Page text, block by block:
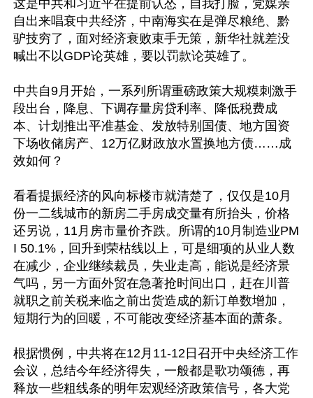
这是中共和习近平在提前认怂，自我打脸，党媒亲
自出来唱衰中共经济，中南海实在是弹尽粮绝、黔
驴技穷了，面对经济衰败束手无策，新华社就差没
喊出不以GDP论英雄，要以罚款论英雄了。
中共自9月开始，一系列所谓重磅政策大规糢刺激手
段出台，降息、下调存量房贷利率、降低税费成
本、计划推出平准基金、发放特别国债、地方国资
下场收储房产、12万亿财政放水置换地方债……成
效如何？
看看提振经济的风向标楼市就清楚了，仅仅是10月
份一二线城市的新房二手房成交量有所抬头，价格
还另说，11月房市量价齐跌。所谓的10月制造业PM
I 50.1%，回升到荣枯线以上，可是细项的从业人数
在减少，企业继续裁员，失业走高，能说是经济景
气吗，另一方面外贸在急著抢时间出口，赶在川普
就职之前关税来临之前出货造成的新订单数增加，
短期行为的回暖，不可能改变经济基本面的萧条。
根据惯例，中共将在12月11-12日召开中央经济工作
会议，总结今年经济得失，一般都是歌功颂德，再
释放一些粗线条的明年宏观经济政策信号，各大党